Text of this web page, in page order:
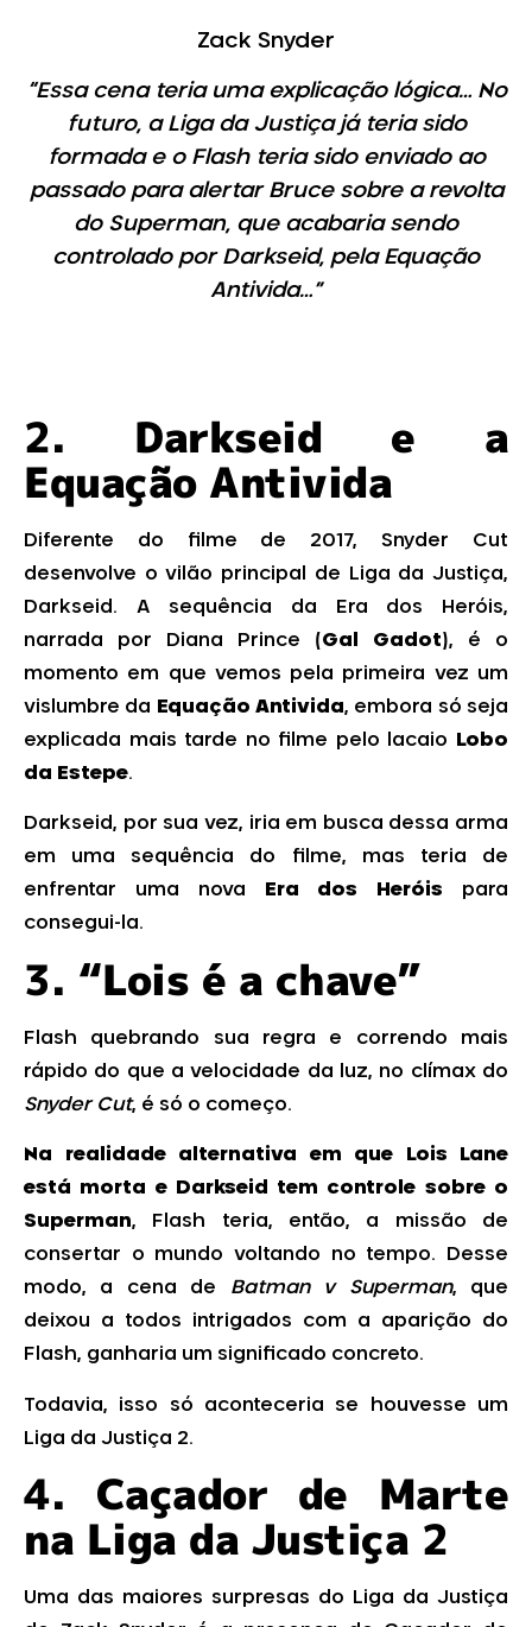
Zack Snyder
“Essa cena teria uma explicação lógica… No
futuro, a Liga da Justiça já teria sido
formada e o Flash teria sido enviado ao
passado para alertar Bruce sobre a revolta
do Superman, que acabaria sendo
controlado por Darkseid, pela Equação
Antivida…”
2. Darkseid e a
Equação Antivida
Diferente do filme de 2017, Snyder Cut
desenvolve o vilão principal de Liga da Justiça,
Darkseid. A sequência da Era dos Heróis,
narrada por Diana Prince (Gal Gadot), é o
momento em que vemos pela primeira vez um
vislumbre da
Equação Antivida, embora só seja
explicada mais tarde no filme pelo lacaio
Lobo
da Estepe.
Darkseid, por sua vez, iria em busca dessa arma
em uma sequência do filme, mas teria de
enfrentar uma nova
Era dos Heróis para
consegui-la.
3. “Lois é a chave”
Flash quebrando sua regra e correndo mais
rápido do que a velocidade da luz, no clímax do
Snyder Cut, é só o começo.
Na realidade alternativa em que Lois Lane
está morta e Darkseid tem controle sobre o
Superman, Flash teria, então, a missão de
consertar o mundo voltando no tempo. Desse
modo, a cena de Batman v Superman, que
deixou a todos intrigados com a aparição do
Flash, ganharia um significado concreto.
Todavia, isso só aconteceria se houvesse um
Liga da Justiça 2.
4. Caçador de Marte
na Liga da Justiça 2
Uma das maiores surpresas do Liga da Justiça